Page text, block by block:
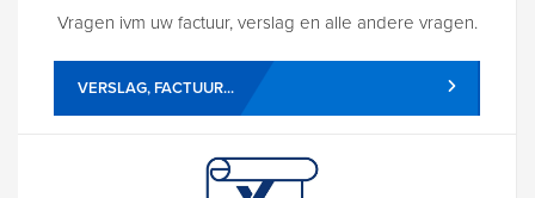
Vragen ivm uw factuur, verslag en alle andere vragen.
VERSLAG, FACTUUR...